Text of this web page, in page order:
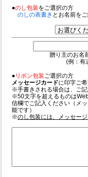
●のし包装をご選択の方
のしの表書き とお名前を
贈り主のお名
(例：有
●リボン包装ご選択の方
メッセージカードに印字ご
※手書きされる場合は、ご
※50文字を超えるものは
信欄でご記入ください（メ
能です）
※のし包装には、メッセー